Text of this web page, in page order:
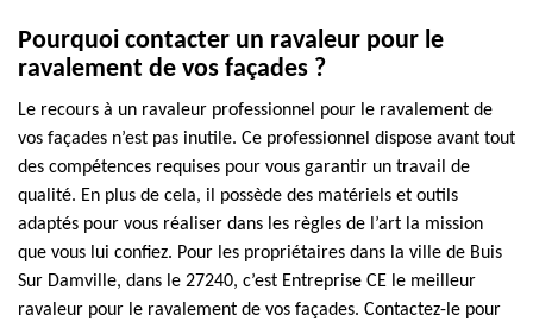
Pourquoi contacter un ravaleur pour le
ravalement de vos façades ?
Le recours à un ravaleur professionnel pour le ravalement de
vos façades n’est pas inutile. Ce professionnel dispose avant tout
des compétences requises pour vous garantir un travail de
qualité. En plus de cela, il possède des matériels et outils
adaptés pour vous réaliser dans les règles de l’art la mission
que vous lui confiez. Pour les propriétaires dans la ville de Buis
Sur Damville, dans le 27240, c’est Entreprise CE le meilleur
ravaleur pour le ravalement de vos façades. Contactez-le pour